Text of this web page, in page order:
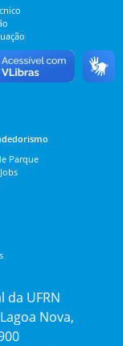
Parque
UFRN
Nova,